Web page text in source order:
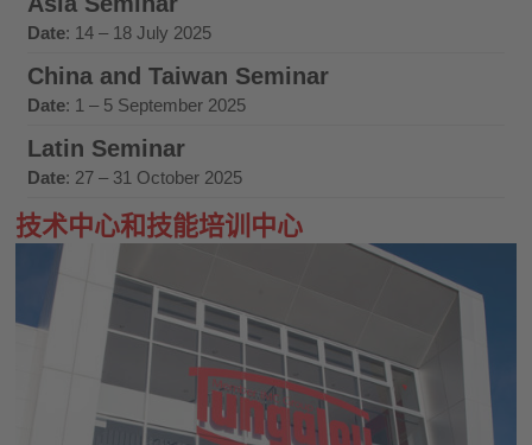
Date: 14 – 18 July 2025
China and Taiwan Seminar
Date: 1 – 5 September 2025
Latin Seminar
Date: 27 – 31 October 2025
技术中心和技能培训中心